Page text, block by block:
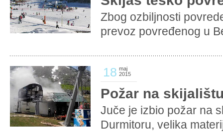
Zbog ozbiljnosti
prevoz povređenog u
18 maj
2015
Požar na
Juče je izbio požar na
Durmitoru, velika